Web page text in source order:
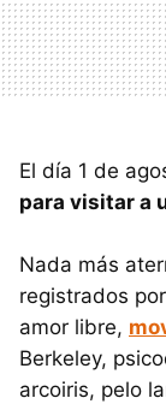
El día 1 de
para visitar a
Nada más
registrados
amor libre,
Berkeley,
arcoiris, pelo